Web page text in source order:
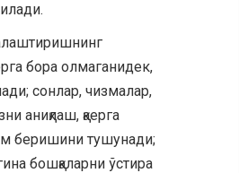
бора олмаганидек,
сонлар, чизмалар,
аниқлаш, қаерга
беришини тушунади;
бошқаларни ўстира